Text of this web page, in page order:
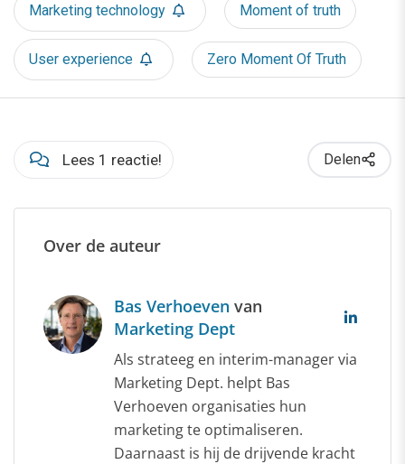
Marketing technology Moment of truth
User experience Zero Moment Of Truth
Lees 1 reactie! Delen
Over de auteur
Bas Verhoeven van
Marketing Dept
Als strateeg en interim-manager via
Marketing Dept. helpt Bas
Verhoeven organisaties hun
marketing te optimaliseren.
Daarnaast is hij de drijvende kracht